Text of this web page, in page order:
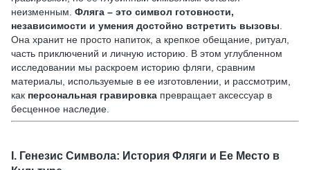
неизменным. Фляга – это символ готовности,
независимости и умения достойно встретить вызовы.
Она хранит не просто напиток, а крепкое обещание, ритуал,
часть приключений и личную историю. В этом углубленном
исследовании мы раскроем историю фляги, сравним
материалы, используемые в ее изготовлении, и рассмотрим,
как персональная гравировка превращает аксессуар в
бесценное наследие.
I. Генезис Символа: История Фляги и Ее Место в